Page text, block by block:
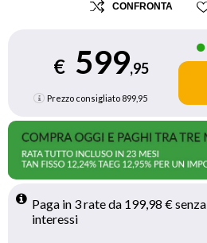
CONFRONTA
€ 599,95
Prezzo consigliato 899,95
Paga in 3 rate da 199,98 € senza
interessi